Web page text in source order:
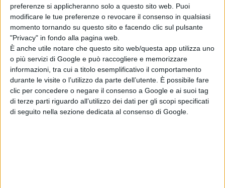
preferenze si applicheranno solo a questo sito web. Puoi
modificare le tue preferenze o revocare il consenso in qualsiasi
momento tornando su questo sito e facendo clic sul pulsante
"Privacy" in fondo alla pagina web.
È anche utile notare che questo sito web/questa app utilizza uno
o più servizi di Google e può raccogliere e memorizzare
informazioni, tra cui a titolo esemplificativo il comportamento
durante le visite o l’utilizzo da parte dell’utente. È possibile fare
clic per concedere o negare il consenso a Google e ai suoi tag
di terze parti riguardo all’utilizzo dei dati per gli scopi specificati
di seguito nella sezione dedicata al consenso di Google.
cui parlava delle sensazioni di un ragazzo, tornato a
camminare tra le strade della sua città dopo il
lockdown.
"Siamo contenti che Francesco si stia facendo
apprezzare su importanti palcoscenici. La